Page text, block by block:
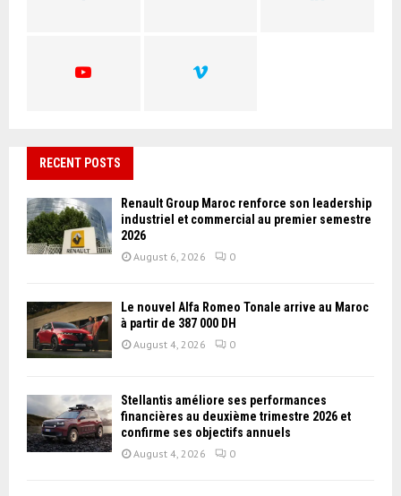
RECENT POSTS
Renault Group Maroc renforce son leadership
industriel et commercial au premier semestre
2026
August 6, 2026 0
Le nouvel Alfa Romeo Tonale arrive au Maroc
à partir de 387 000 DH
August 4, 2026 0
Stellantis améliore ses performances
financières au deuxième trimestre 2026 et
confirme ses objectifs annuels
August 4, 2026 0